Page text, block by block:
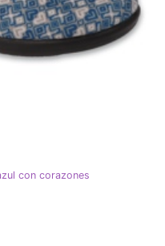
con corazones